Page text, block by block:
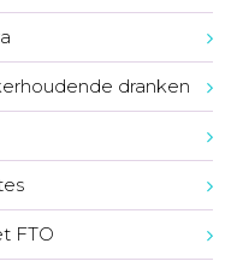
dranken
FTO